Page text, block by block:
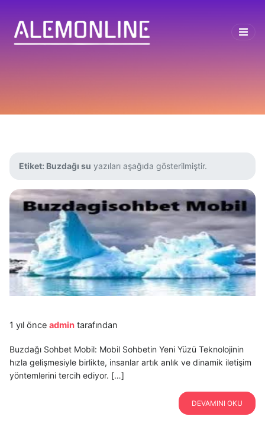
Etiket: Buzdağı su yazıları aşağıda gösterilmiştir.
1 yıl önce admin tarafından
Buzdağı Sohbet Mobil: Mobil Sohbetin Yeni Yüzü Teknolojinin
hızla gelişmesiyle birlikte, insanlar artık anlık ve dinamik iletişim
yöntemlerini tercih ediyor. […]
DEVAMINI OKU